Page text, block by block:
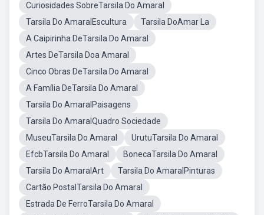
Curiosidades SobreTarsila Do Amaral
Tarsila Do AmaralEscultura
Tarsila DoAmar La
A Caipirinha DeTarsila Do Amaral
Artes DeTarsila Doa Amaral
Cinco Obras DeTarsila Do Amaral
A Família DeTarsila Do Amaral
Tarsila Do AmaralPaisagens
Tarsila Do AmaralQuadro Sociedade
MuseuTarsila Do Amaral
UrutuTarsila Do Amaral
EfcbTarsila Do Amaral
BonecaTarsila Do Amaral
Tarsila Do AmaralArt
Tarsila Do AmaralPinturas
Cartão PostalTarsila Do Amaral
Estrada De FerroTarsila Do Amaral